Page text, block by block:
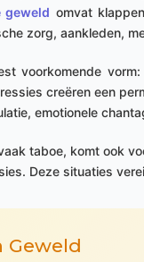
geweld omvat
zorg, aankleden,
voorkomende
creëren een
emotionele
taboe, komt ook
Deze situaties
Geweld